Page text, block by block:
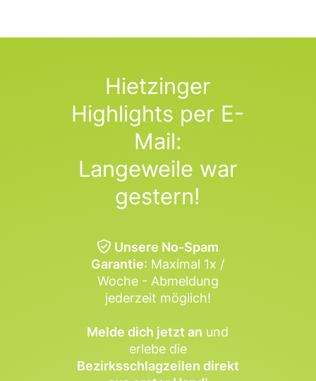
Hietzinger
Highlights per E-
Mail:
Langeweile war
gestern!
Unsere No-Spam
Garantie: Maximal 1x /
Woche - Abmeldung
jederzeit möglich!
Melde dich jetzt an und
erlebe die
Bezirksschlagzeilen direkt